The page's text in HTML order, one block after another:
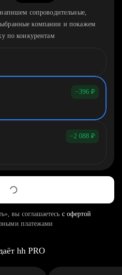
сопроводительные,
компании и покажем
по конкурентам
−396 ₽
−2 088 ₽
вы соглашаетесь с офертой
платежами
hh PRO